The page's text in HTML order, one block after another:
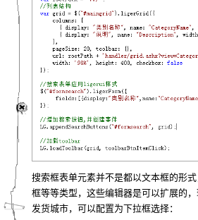
搜索框表单元素并不是都以文本框的形
框等等类型，这些编辑器是可以扩展的
发货城市，可以配置为下拉框选择：